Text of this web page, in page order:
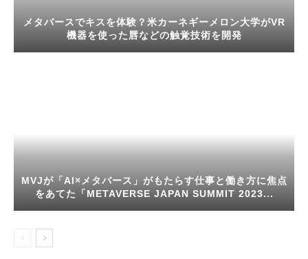
メタバースでキスを体験？米カーネギーメロン大学がVR
機器を使った唇などの触覚技術を開発
MVJが「AI×メタバース」がもたらす仕事と働き方に焦点
をあてた「METAVERSE JAPAN SUMMIT 2023...